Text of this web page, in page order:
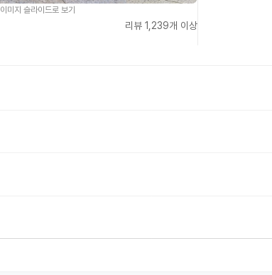
이미지 슬라이드로 보기
리뷰 1,239개 이상